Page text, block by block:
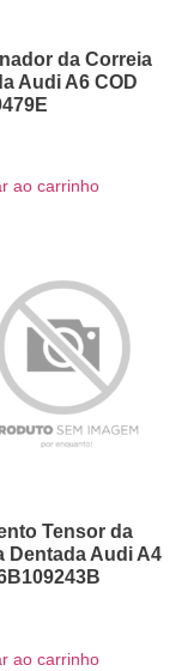
da Correia
Audi A6 COD
ao carrinho
Tensor da
Dentada Audi A4
ao carrinho